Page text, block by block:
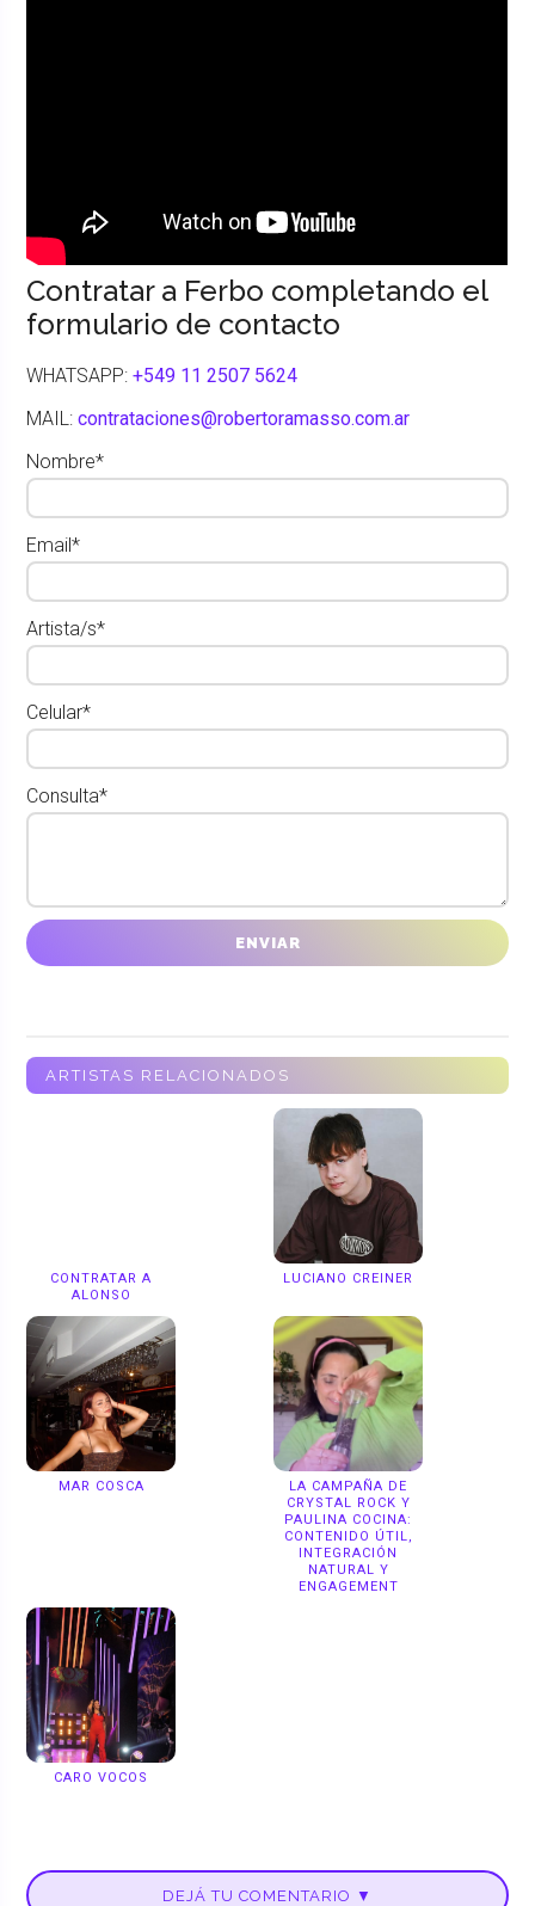
Contratar a Ferbo completando el
formulario de contacto
WHATSAPP:+549 11 2507 5624
MAIL:contrataciones@robertoramasso.com.ar
Nombre*
Email*
Artista/s*
Celular*
Consulta*
ARTISTAS RELACIONADOS
CONTRATAR A
ALONSO
LUCIANO CREINER
MAR COSCA
LA CAMPAÑA DE
CRYSTAL ROCK Y
PAULINA COCINA:
CONTENIDO ÚTIL,
INTEGRACIÓN
NATURAL Y
ENGAGEMENT
CARO VOCOS
DEJÁ TU COMENTARIO ▼